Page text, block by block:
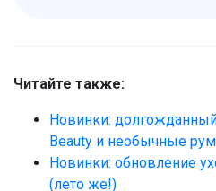
Читайте также:
Новинки:
Beauty и необычные
Новинки: обновление
(лето же!)